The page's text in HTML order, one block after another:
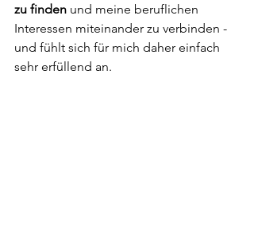
zu finden und meine beruflichen
Interessen miteinander zu verbinden -
und fühlt sich für mich daher einfach
sehr erfüllend an.